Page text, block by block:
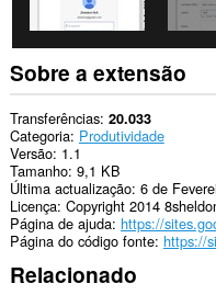
Sobre a extensão
Transferências 20.033
Categoria Produtividade
Versão 1.1
Tamanho 9,1 KB
Última actualização 6 de
Licença Copyright 2014
Página de ajuda https://
Página do código fonte
Relacionado